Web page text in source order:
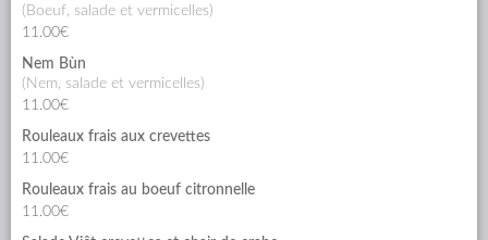
(boeuf, salade et vermicelles)
11.00€
Nem Bùn
(nem, salade et vermicelles)
11.00€
Rouleaux frais aux crevettes
11.00€
Rouleaux frais au boeuf citronnelle
11.00€